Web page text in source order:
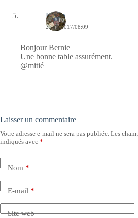
Kévin
22/10/2017/08:09
Bonjour Bernie
Une bonne table assurément.
@mitié
Laisser un commentaire
Votre adresse e-mail ne sera pas publiée. Les
indiqués avec *
Nom*
E-mail*
Site web